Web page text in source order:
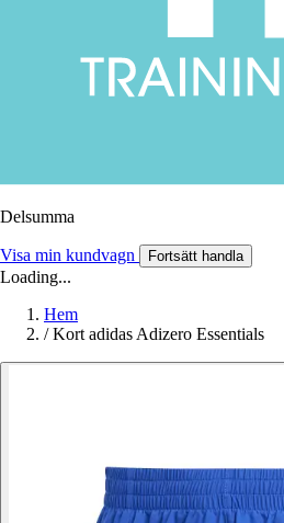
Delsumma
Visa min kundvagn Fortsätt handla
Loading...
Hem
/ Kort adidas Adizero Essentials